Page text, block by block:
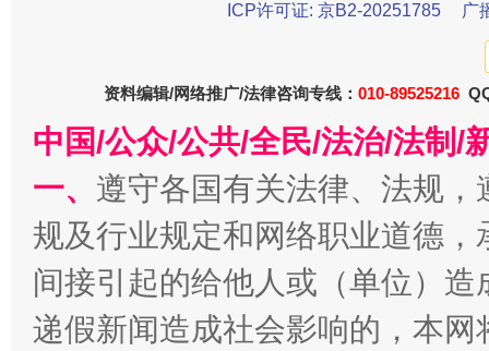
受贿1.44亿！段成刚被判无期 从幼
ICP许可证: 京B2-20251785
广
资料编辑/网络推广/法律咨询专线： 010-89525216
中国/公众/公共/全民/法治/法制/
一、 遵守各国有关法律、法规
规及行业规定和网络职业道德
间接引起的给他人或（单位）
递假新闻造成社会影响的，本